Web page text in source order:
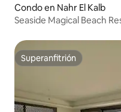
Condo en Nahr El Kalb
Seaside Magical Beach
Superanfitrión
Superanfitrión